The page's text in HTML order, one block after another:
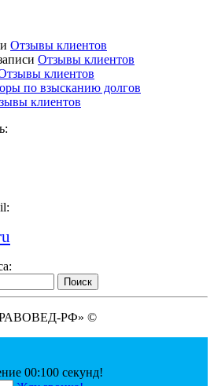
Отзывы клиентов
Отзывы клиентов
клиентов
по взысканию долгов
клиентов
РФ» ©
00:100 секунд!